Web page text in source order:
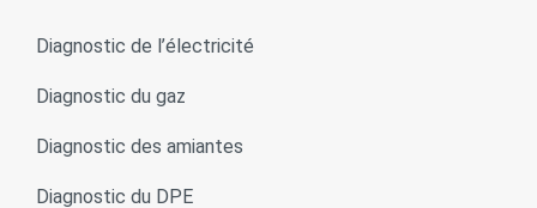
Diagnostic de l’électricité
Diagnostic du gaz
Diagnostic des amiantes
Diagnostic du DPE